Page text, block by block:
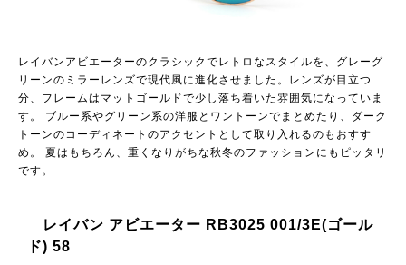
レイバンアビエーターのクラシックでレトロなスタイルを、グレーグ
リーンのミラーレンズで現代風に進化させました。レンズが目立つ
分、フレームはマットゴールドで少し落ち着いた雰囲気になっていま
す。 ブルー系やグリーン系の洋服とワントーンでまとめたり、ダーク
トーンのコーディネートのアクセントとして取り入れるのもおすす
め。 夏はもちろん、重くなりがちな秋冬のファッションにもピッタリ
です。
レイバン アビエーター RB3025 001/3E(ゴール
ド) 58